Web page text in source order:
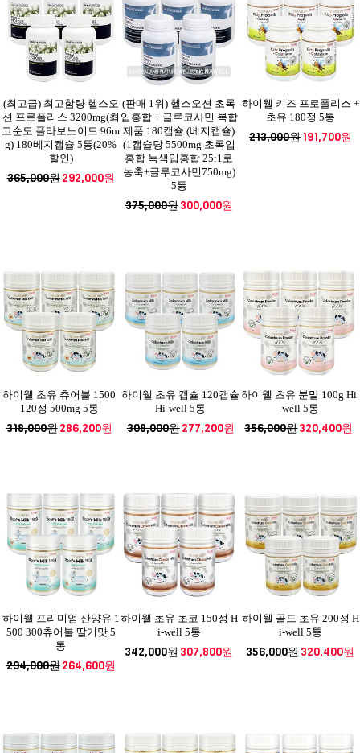
(최고급) 최고함량 헬스오
션 프로폴리스 3200mg(최
고순도 플라보노이드 96m
g) 180베지캡슐 5통(20%
할인)
365,000원292,000원
(판매 1위) 헬스오션 초록
입홍합 + 글루코사민 복합
제품 180캡슐 (베지캡슐)
(1캡슐당 5500mg 초록입
홍합 녹색입홍합 25:1로
농축+글루코사민750mg)
5통
375,000원300,000원
하이웰 키즈 프로폴리스 +
초유 180정 5통
213,000원191,700원
하이웰 초유 츄어블 1500
120정 500mg 5통
318,000원286,200원
하이웰 초유 캡슐 120캡슐
Hi-well 5통
308,000원277,200원
하이웰 초유 분말 100g Hi
-well 5통
356,000원320,400원
하이웰 프리미엄 산양유 1
500 300츄어블 딸기맛 5
통
294,000원264,600원
하이웰 초유 초코 150정 H
i-well 5통
342,000원307,800원
하이웰 골드 초유 200정 H
i-well 5통
356,000원320,400원